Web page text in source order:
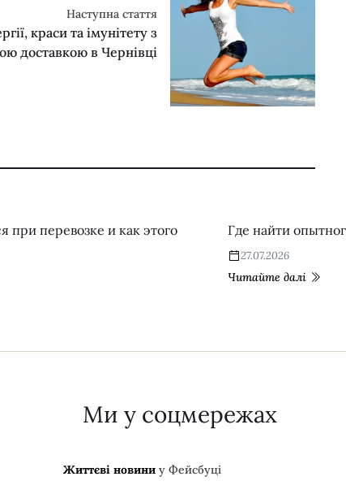
Наступна стаття
краси та імунітету з
доставкою в Чернівці
при перевозке и как этого
Где найти
27.07.2026
Читайте далі
Ми у соцмережах
Життєві новини у Фейсбуці